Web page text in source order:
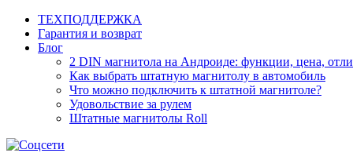
ТЕХПОДДЕРЖКА
Гарантия и возврат
Блог
2 DIN магнитола на Андроиде: функции, цена,
Как выбрать штатную магнитолу в автомобиль
Что можно подключить к штатной магнитоле?
Удовольствие за рулем
Штатные магнитолы Roll